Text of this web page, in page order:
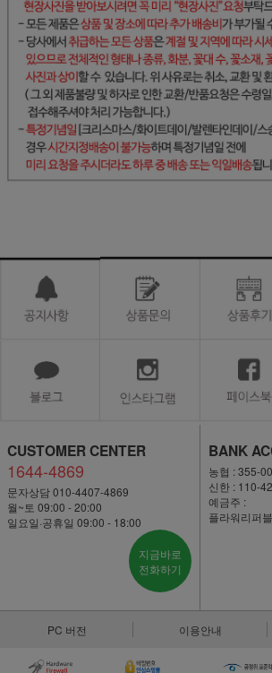
CUSTOMER CENTER
1644-4869
문자상담 010-4407-4869
월~토 09:00 - 20:00
일요일·공휴일 09:00 - 18:00
지금바로
전화하기
BANK
농협 : 355-
신한 : 110-
예금주 :
플라워리퍼
PC 버전 이용안내